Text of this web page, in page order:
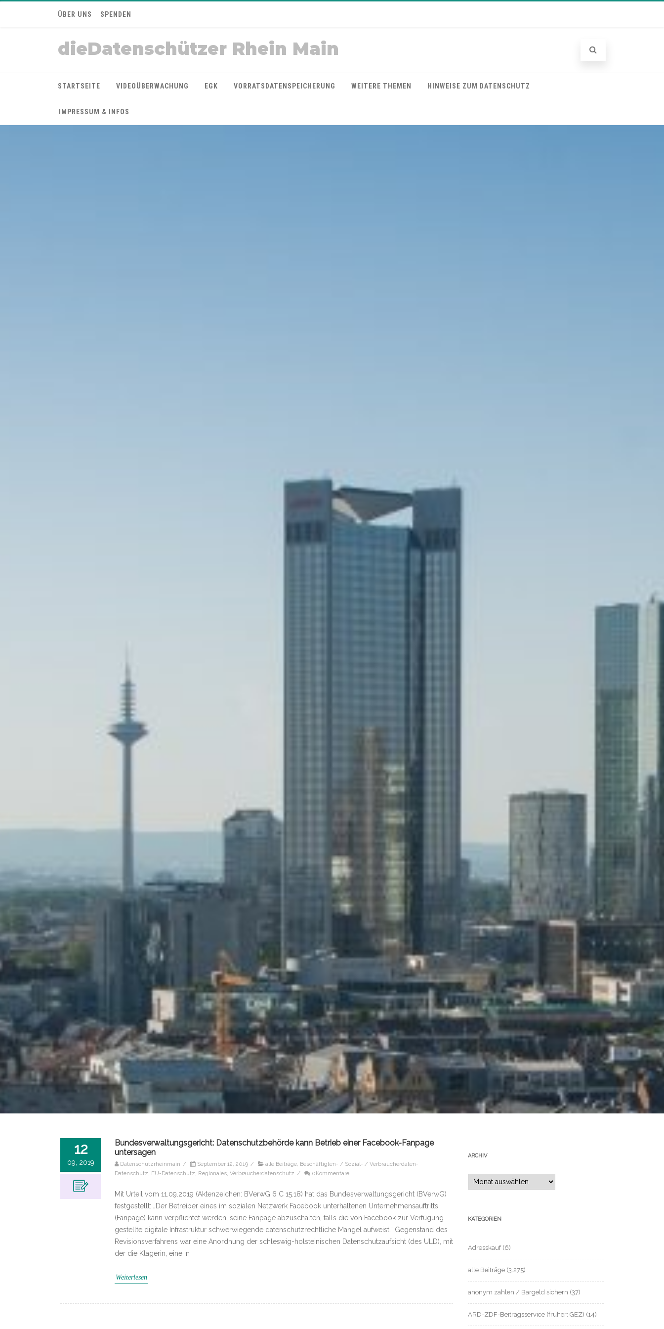
ÜBER UNS SPENDEN
dieDatenschützer Rhein Main
STARTSEITE VIDEOÜBERWACHUNG EGK VORRATSDATENSPEICHERUNG WEITERE THEMEN HINWEISE ZUM DATENSCHUTZ
IMPRESSUM & INFOS
12
09, 2019
Bundesverwaltungsgericht: Datenschutzbehörde kann Betrieb einer Facebook-Fanpage
untersagen
Datenschutzrheinmain / September 12, 2019 / alle Beiträge Beschäftigten- / Sozial- / Verbraucherdaten-
Datenschutz EU-Datenschutz Regionales Verbraucherdatenschutz / 0Kommentare
Mit Urteil vom 11.09.2019 (Aktenzeichen: BVerwG 6 C 15.18) hat das Bundesverwaltungsgericht (BVerwG)
festgestellt: „Der Betreiber eines im sozialen Netzwerk Facebook unterhaltenen Unternehmensauftritts
(Fanpage) kann verpflichtet werden, seine Fanpage abzuschalten, falls die von Facebook zur Verfügung
gestellte digitale Infrastruktur schwerwiegende datenschutzrechtliche Mängel aufweist.“ Gegenstand des
Revisionsverfahrens war eine Anordnung der schleswig-holsteinischen Datenschutzaufsicht (des ULD), mit
der die Klägerin, eine in
Weiterlesen
ARCHIV
Archiv
KATEGORIEN
Adresskauf(6)
alle Beiträge (3.275)
anonym zahlen / Bargeld sichern (37)
ARD-ZDF-Beitragsservice (früher: GEZ) (14)